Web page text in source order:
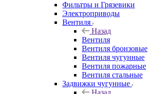
Фильтры и Грязевики
Электроприводы
Вентиля
Назад
Вентиля
Вентиля бронзовые
Вентиля чугунные
Вентиля пожарные
Вентиля стальные
Задвижки чугунные
Назад